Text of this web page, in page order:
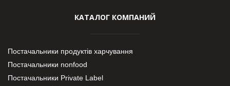
КАТАЛОГ КОМПАНИЙ
Постачальники продуктів харчування
Постачальники nonfood
Постачальники Private Label